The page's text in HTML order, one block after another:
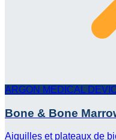
ARGON MEDICAL
Bone & Bone
Aiguilles et plateaux de